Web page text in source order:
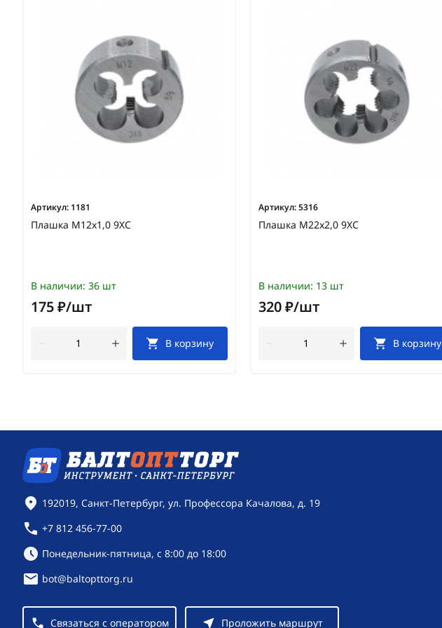
Артикул: 1181
Плашка М12х1,0 9ХС
В наличии: 36 шт
175 ₽/шт
В корзину
Артикул:5316
Плашка М22х2,0 9ХС
В наличии: 13 шт
320 ₽/шт
В корзину
Контактная информация
192019, Санкт-Петербург, ул. Профессора Качалова, д. 19
+7 812 456-77-00
Режим работы:
Понедельник-пятница, с 8:00 до 18:00
bot@baltopttorg.ru
Связаться с оператором Проложить маршрут